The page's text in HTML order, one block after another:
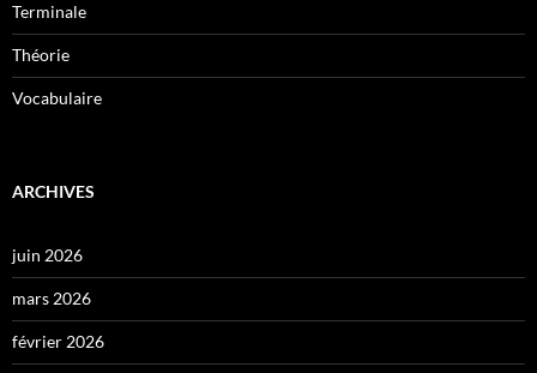
Terminale
Théorie
Vocabulaire
ARCHIVES
juin 2026
mars 2026
février 2026